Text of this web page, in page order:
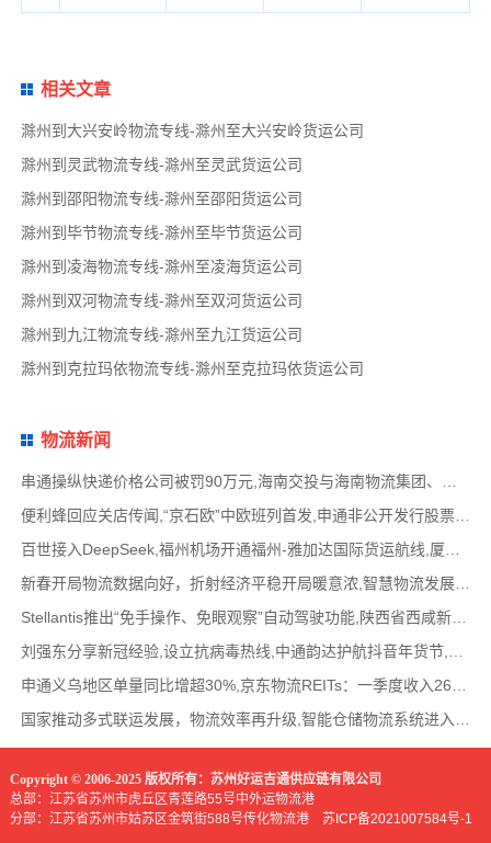
相关文章
滁州到大兴安岭物流专线-滁州至大兴安岭货运公司
滁州到灵武物流专线-滁州至灵武货运公司
滁州到邵阳物流专线-滁州至邵阳货运公司
滁州到毕节物流专线-滁州至毕节货运公司
滁州到凌海物流专线-滁州至凌海货运公司
滁州到双河物流专线-滁州至双河货运公司
滁州到九江物流专线-滁州至九江货运公司
滁州到克拉玛依物流专线-滁州至克拉玛依货运公司
物流新闻
便利蜂回应关店传闻,“京石欧”中欧班列首发,申通非公开发行股票方案失效,老挝中通和老挝
百世接入DeepSeek,福州机场开通福州-雅加达国际货运航线,厦门拟立法保障网约配送员劳动权益
新春开局物流数据向好，折射经济平稳开局暖意浓,智慧物流发展迅猛，新一代信息技术深度融
Stellantis推出“免手操作、免眼观察”自动驾驶功能,陕西省西咸新区公示首批智能网联道路测试
Copyright © 2006-2025 版权所有：苏州好运吉通供应链有限公司
总部：江苏省苏州市虎丘区青莲路55号中外运物流港
分部：江苏省苏州市姑苏区金筑街588号传化物流港 苏ICP备2021007584号-1